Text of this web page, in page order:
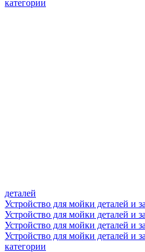
категории
деталей
Устройство для мойки деталей и
Устройство для мойки деталей и
Устройство для мойки деталей и
Устройство для мойки деталей и
категории